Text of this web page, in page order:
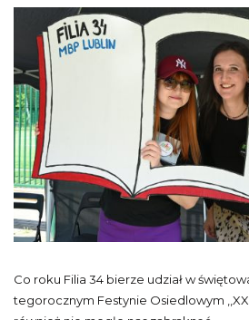
Co roku Filia 34 bierze udział w
tegorocznym Festynie Osiedlowym